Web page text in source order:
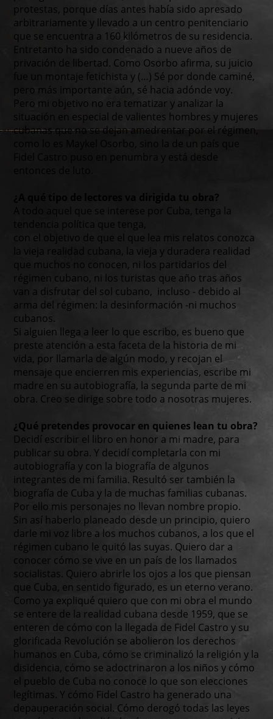
protestas, porque días antes había sido apresado
arbitrariamente y llevado a un centro penitenciario
que se encuentra a 160 kilómetros de su residencia.
Entretanto ha sido condenado a nueve años de
privación de libertad. Como Osorbo afirma, su juicio
fue un montaje fetichista y (…) Sé por donde caminé,
pero más importante aún, sé hacia adónde voy.
Pero mi objetivo no era tematizar y analizar la
situación en especial de valientes hombres y mujeres
cubanas que no se dejan amedrentar por el régimen,
como lo es Maykel Osorbo, sino la de un país que
Fidel Castro puso en penumbra y está desde
¿A qué tipo de lectores va dirigida tu obra?
A todo aquel que se interese por Cuba, tenga la
tendencia política que tenga,
con el objetivo de que el que lea mis relatos conozca
la vieja realidad cubana, la vieja y duradera realidad
que muchos no conocen, ni los partidarios del
régimen cubano, ni los turistas que año tras años
van a disfrutar del sol cubano, incluso - debido al
arma del régimen: la desinformación -ni muchos
cubanos.
Si alguien llega a leer lo que escribo, es bueno que
preste atención a esta faceta de la historia de mi
vida, por llamarla de algún modo, y recojan el
mensaje que encierren mis experiencias, escribe mi
madre en su autobiografía, la segunda parte de mi
obra. Creo se dirige sobre todo a nosotras mujeres.
¿Qué pretendes provocar en quienes lean tu obra?
Decidí escribir el libro en honor a mi madre, para
publicar su obra. Y decidí completarla con mi
autobiografía y con la biografía de algunos
integrantes de mi familia. Resultó ser también la
biografía de Cuba y la de muchas familias cubanas.
Por ello mis personajes no llevan nombre propio.
Sin así haberlo planeado desde un principio, quiero
darle mi voz libre a los muchos cubanos, a los que el
régimen cubano le quitó las suyas. Quiero dar a
conocer cómo se vive en un país de los llamados
socialistas. Quiero abrirle los ojos a los que piensan
que Cuba, en sentido figurado, es un eterno verano.
Como ya expliqué quiero que con mi obra el mundo
se entere de la realidad cubana desde 1959, que se
enteren de cómo con la llegada de Fidel Castro y su
glorificada Revolución se abolieron los derechos
humanos en Cuba, cómo se criminalizó la religión y la
disidencia, cómo se adoctrinaron a los niños y cómo
el pueblo de Cuba no conoce lo que son elecciones
legítimas. Y cómo Fidel Castro ha generado una
depauperación social. Cómo derogó todas las leyes